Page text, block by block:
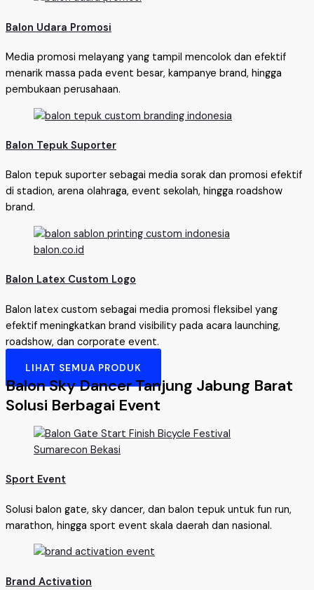
Balon Udara Promosi
Media promosi melayang yang tampil mencolok dan efektif
menarik massa pada event besar, kampanye brand, hingga
pembukaan perusahaan.
Balon Tepuk Suporter
Balon tepuk suporter sebagai media sorak dan promosi efektif
di stadion, arena olahraga, event sekolah, hingga roadshow
brand.
Balon Latex Custom Logo
Balon latex custom sebagai media promosi fleksibel yang
efektif meningkatkan brand visibility pada acara launching,
roadshow, dan corporate event.
LIHAT SEMUA PRODUK
Balon Sky Dancer Tanjung Jabung Barat
Solusi Berbagai Event
Sport Event
Solusi balon gate, sky dancer, dan balon tepuk untuk fun run,
marathon, hingga sport event skala daerah dan nasional.
Brand Activation